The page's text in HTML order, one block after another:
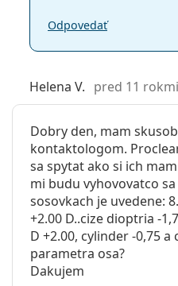
Odpovedať
Helena V. pred 11 rokmi
Dobry den, mam
kontaktologom.
sa spytat ako si ich
mi budu vyhovovatco
sosovkach je uvedene:
+2.00 D..cize dioptria -
D +2.00, cylinder -0,75
parametra osa?
Dakujem